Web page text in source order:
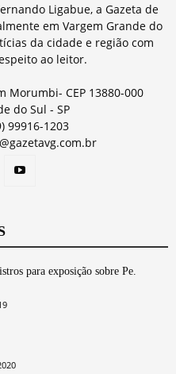
Ligabue, a Gazeta de
em Vargem Grande do
da cidade e região com
ao leitor.
Morumbi- CEP 13880-000
do Sul - SP
99916-1203
para exposição sobre Pe.